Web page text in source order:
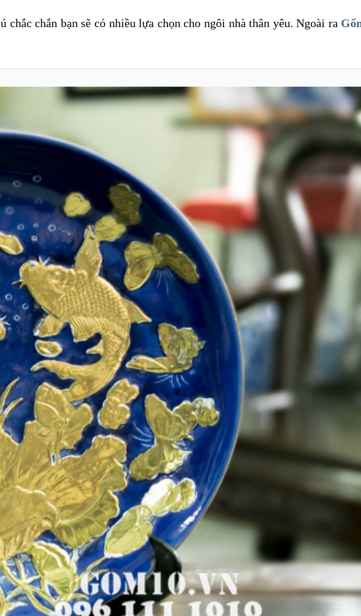
chắc chắn bạn sẽ có nhiều lựa chọn cho ngôi nhà thân yêu. Ngoài ra